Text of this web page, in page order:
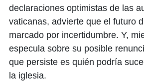
declaraciones optimistas de las
vaticanas, advierte que el futuro
marcado por incertidumbre. Y,
especula sobre su posible
que persiste es quién podría
la iglesia.